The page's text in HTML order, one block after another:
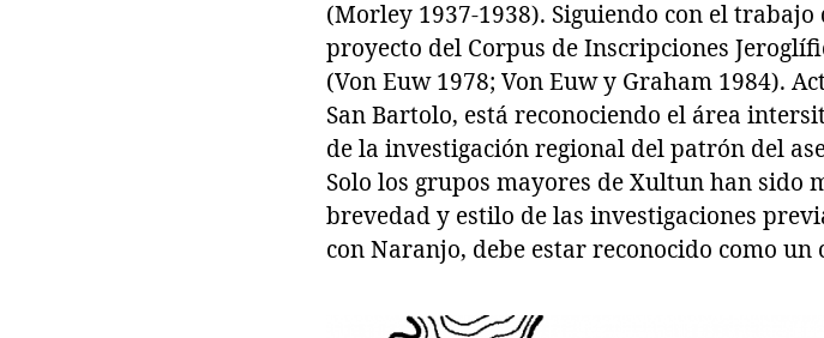
(Morley 1937-1938). Siguiendo con el
proyecto del Corpus de Inscripciones
(Von Euw 1978; Von Euw y Graham 1984).
San Bartolo, está reconociendo el área
de la investigación regional del patrón del
Solo los grupos mayores de Xultun han sido
brevedad y estilo de las investigaciones
con Naranjo, debe estar reconocido como un